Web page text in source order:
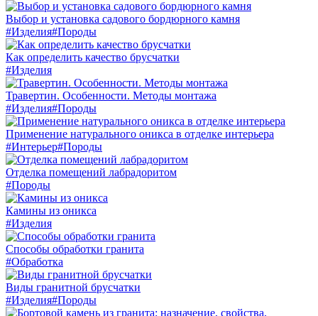
Выбор и установка садового бордюрного камня
#Изделия#Породы
Как определить качество брусчатки
#Изделия
Травертин. Особенности. Методы монтажа
#Изделия#Породы
Применение натурального оникса в отделке интерьера
#Интерьер#Породы
Отделка помещений лабрадоритом
#Породы
Камины из оникса
#Изделия
Способы обработки гранита
#Обработка
Виды гранитной брусчатки
#Изделия#Породы